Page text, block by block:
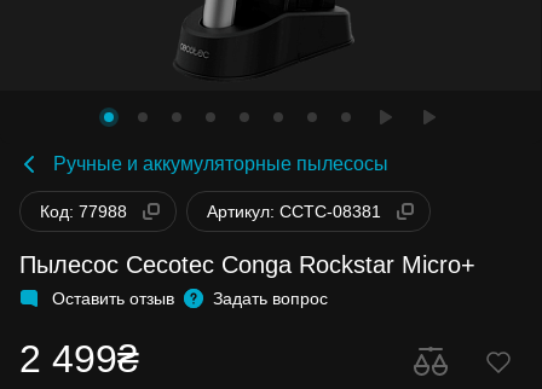
Ручные и аккумуляторные пылесосы
Код: 77988 Артикул: CCTC-08381
Пылесос Cecotec Conga Rockstar Micro+
Оставить отзыв Задать вопрос
2 499₴